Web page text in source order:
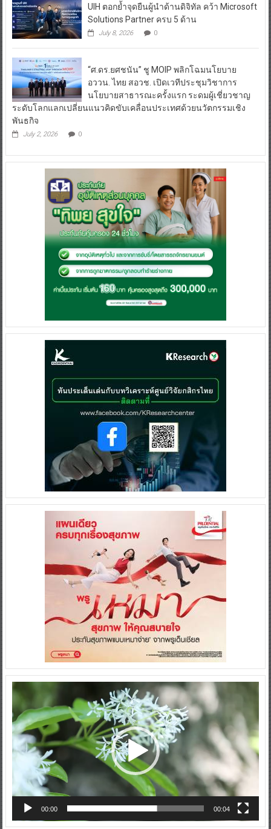
UIH ตอกย้ำจุดยืนผู้นำด้านดิจิทัล คว้า Microsoft
Solutions Partner ครบ 5 ด้าน
July 8, 2026 0
“ศ.ดร.ยศชนัน” ชู MOIP พลิกโฉมนโยบาย
อววน. ไทย สอวช. เปิดเวทีประชุมวิชาการ
นโยบายสาธารณะครั้งแรก ระดมผู้เชี่ยวชาญ
ระดับโลกแลกเปลี่ยนแนวคิดขับเคลื่อนประเทศด้วยนวัตกรรมเชิง
พันธกิจ
July 2, 2026 0
Video
Player
00:00 00:04